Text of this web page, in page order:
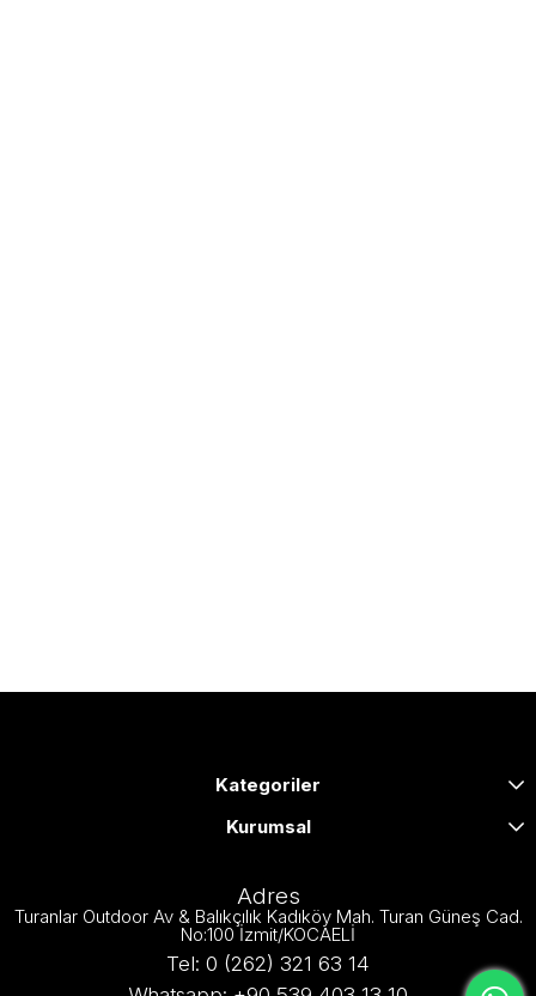
Kategoriler
Kurumsal
Adres
Turanlar Outdoor Av & Balıkçılık Kadıköy Mah. Turan Güneş Cad.
No:100 İzmit/KOCAELİ
Tel: 0 (262) 321 63 14